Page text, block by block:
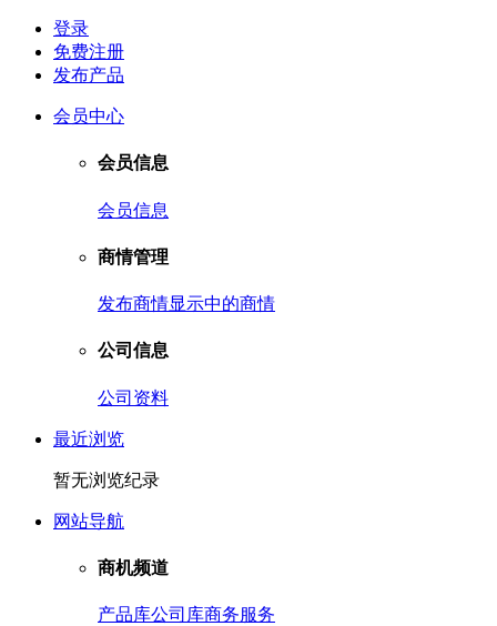
登录
免费注册
发布产品
会员中心
会员信息
会员信息
商情管理
发布商情显示中的商情
公司信息
公司资料
最近浏览
暂无浏览纪录
网站导航
商机频道
产品库公司库商务服务